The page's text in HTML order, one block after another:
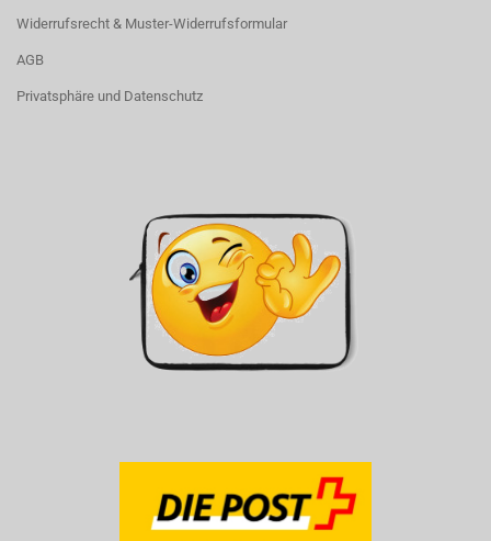
Widerrufsrecht & Muster-Widerrufsformular
AGB
Privatsphäre und Datenschutz